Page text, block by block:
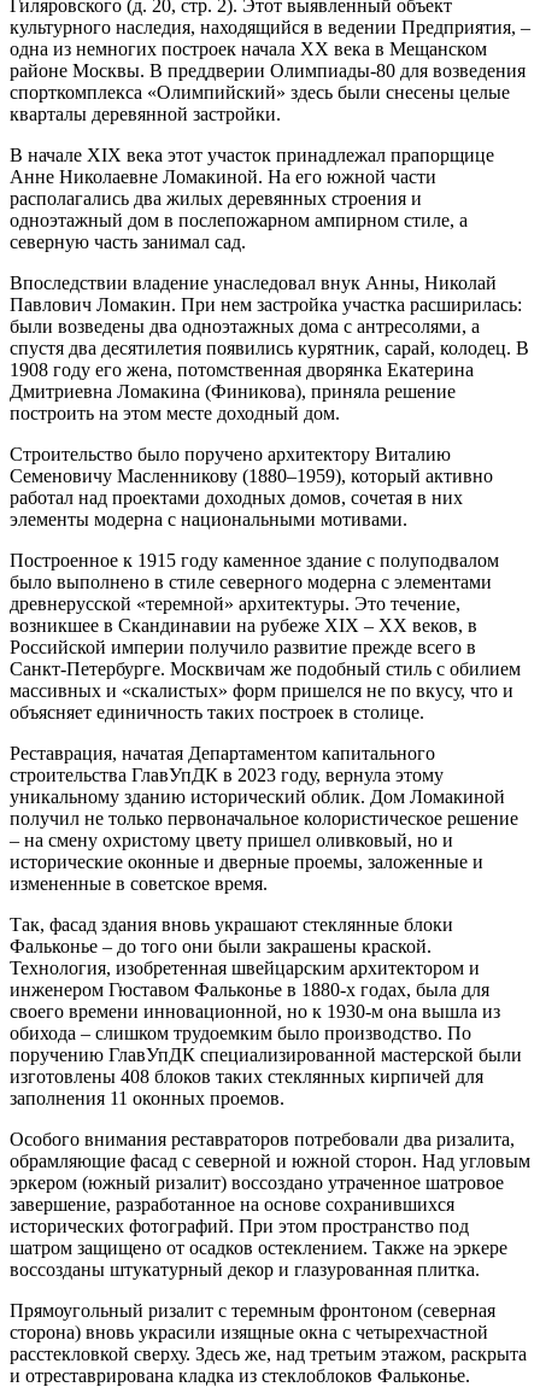
Гиляровского (д. 20, стр. 2). Этот выявленный объект
культурного наследия, находящийся в ведении Предприятия, –
одна из немногих построек начала XX века в Мещанском
районе Москвы. В преддверии Олимпиады-80 для возведения
спорткомплекса «Олимпийский» здесь были снесены целые
кварталы деревянной застройки.
В начале XIX века этот участок принадлежал прапорщице
Анне Николаевне Ломакиной. На его южной части
располагались два жилых деревянных строения и
одноэтажный дом в послепожарном ампирном стиле, а
северную часть занимал сад.
Впоследствии владение унаследовал внук Анны, Николай
Павлович Ломакин. При нем застройка участка расширилась:
были возведены два одноэтажных дома с антресолями, а
спустя два десятилетия появились курятник, сарай, колодец. В
1908 году его жена, потомственная дворянка Екатерина
Дмитриевна Ломакина (Финикова), приняла решение
построить на этом месте доходный дом.
Строительство было поручено архитектору Виталию
Семеновичу Масленникову (1880–1959), который активно
работал над проектами доходных домов, сочетая в них
элементы модерна с национальными мотивами.
Построенное к 1915 году каменное здание с полуподвалом
было выполнено в стиле северного модерна с элементами
древнерусской «теремной» архитектуры. Это течение,
возникшее в Скандинавии на рубеже XIX – XX веков, в
Российской империи получило развитие прежде всего в
Санкт-Петербурге. Москвичам же подобный стиль с обилием
массивных и «скалистых» форм пришелся не по вкусу, что и
объясняет единичность таких построек в столице.
Реставрация, начатая Департаментом капитального
строительства ГлавУпДК в 2023 году, вернула этому
уникальному зданию исторический облик. Дом Ломакиной
получил не только первоначальное колористическое решение
– на смену охристому цвету пришел оливковый, но и
исторические оконные и дверные проемы, заложенные и
измененные в советское время.
Так, фасад здания вновь украшают стеклянные блоки
Фальконье – до того они были закрашены краской.
Технология, изобретенная швейцарским архитектором и
инженером Гюставом Фальконье в 1880-х годах, была для
своего времени инновационной, но к 1930-м она вышла из
обихода – слишком трудоемким было производство. По
поручению ГлавУпДК специализированной мастерской были
изготовлены 408 блоков таких стеклянных кирпичей для
заполнения 11 оконных проемов.
Особого внимания реставраторов потребовали два ризалита,
обрамляющие фасад с северной и южной сторон. Над угловым
эркером (южный ризалит) воссоздано утраченное шатровое
завершение, разработанное на основе сохранившихся
исторических фотографий. При этом пространство под
шатром защищено от осадков остеклением. Также на эркере
воссозданы штукатурный декор и глазурованная плитка.
Прямоугольный ризалит с теремным фронтоном (северная
сторона) вновь украсили изящные окна с четырехчастной
расстекловкой сверху. Здесь же, над третьим этажом, раскрыта
и отреставрирована кладка из стеклоблоков Фальконье.